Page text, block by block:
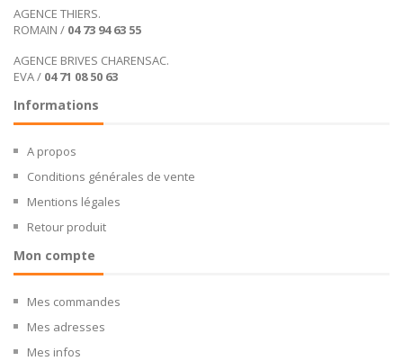
AGENCE THIERS.
ROMAIN / 04 73 94 63 55
AGENCE BRIVES CHARENSAC.
EVA / 04 71 08 50 63
Informations
A propos
Conditions générales de vente
Mentions légales
Retour produit
Mon compte
Mes commandes
Mes adresses
Mes infos